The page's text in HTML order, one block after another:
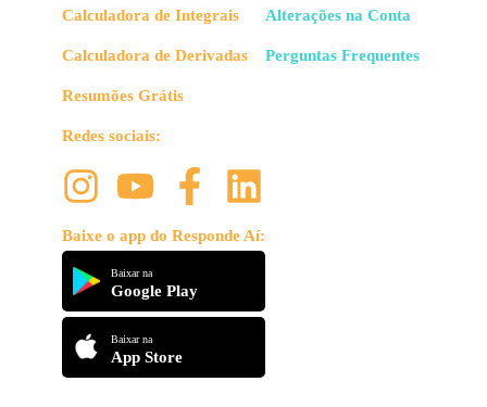
Calculadora de Integrais
Calculadora de Derivadas
Resumões Grátis
Redes sociais:
Baixe o app do Responde Aí:
Baixar na
Google Play
Baixar na
App Store
Alterações na Conta
Perguntas Frequentes